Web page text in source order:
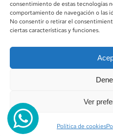
consentimiento de estas tecnologías
comportamiento de navegación o las
No consentir o retirar el
ciertas características y funciones.
Ver
Política de cookies
DERECHOS
CONDICIONES
| POLÍTICA COOKIES